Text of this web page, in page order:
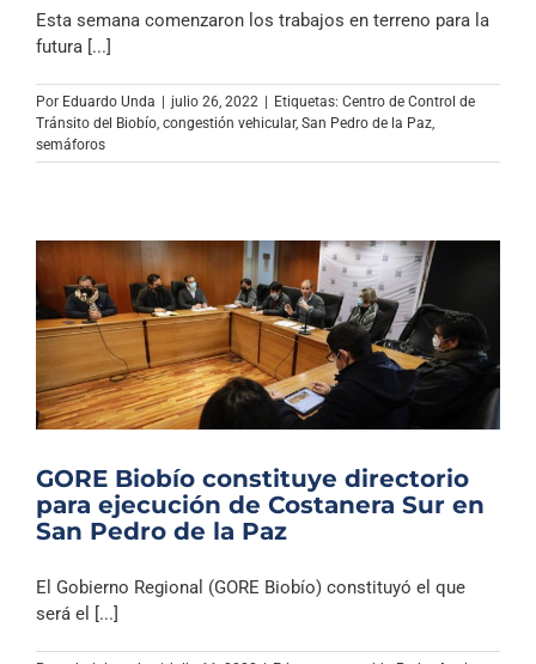
Esta semana comenzaron los trabajos en terreno para la
futura [...]
Por Eduardo Unda julio 26, 2022 Etiquetas: Centro de Control de
Tránsito del Biobío, congestión vehicular, San Pedro de la Paz,
semáforos
GORE Biobío constituye directorio
para ejecución de Costanera Sur en
San Pedro de la Paz
El Gobierno Regional (GORE Biobío) constituyó el que
será el [...]